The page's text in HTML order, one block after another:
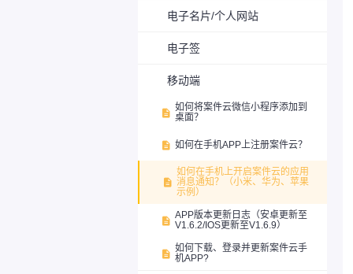
电子名片/个人网站
电子签
移动端
 如何将案件云微信小程序添加到
桌面？
 如何在手机APP上注册案件云？

如何在手机上开启案件云的应用
消息通知？（小米、华为、苹果
示例）
 APP版本更新日志（安卓更新至
V1.6.2/IOS更新至V1.6.9）
 如何下载、登录并更新案件云手
机APP?